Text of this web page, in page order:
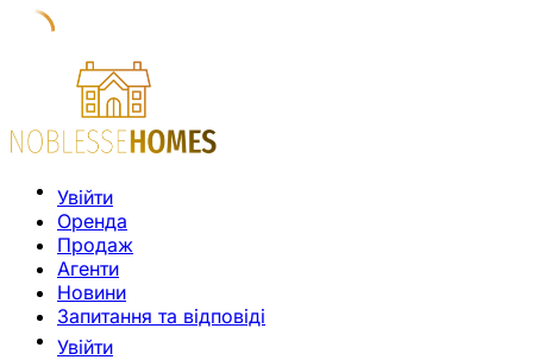
Увійти
Оренда
Продаж
Агенти
Новини
Запитання та відповіді
Увійти